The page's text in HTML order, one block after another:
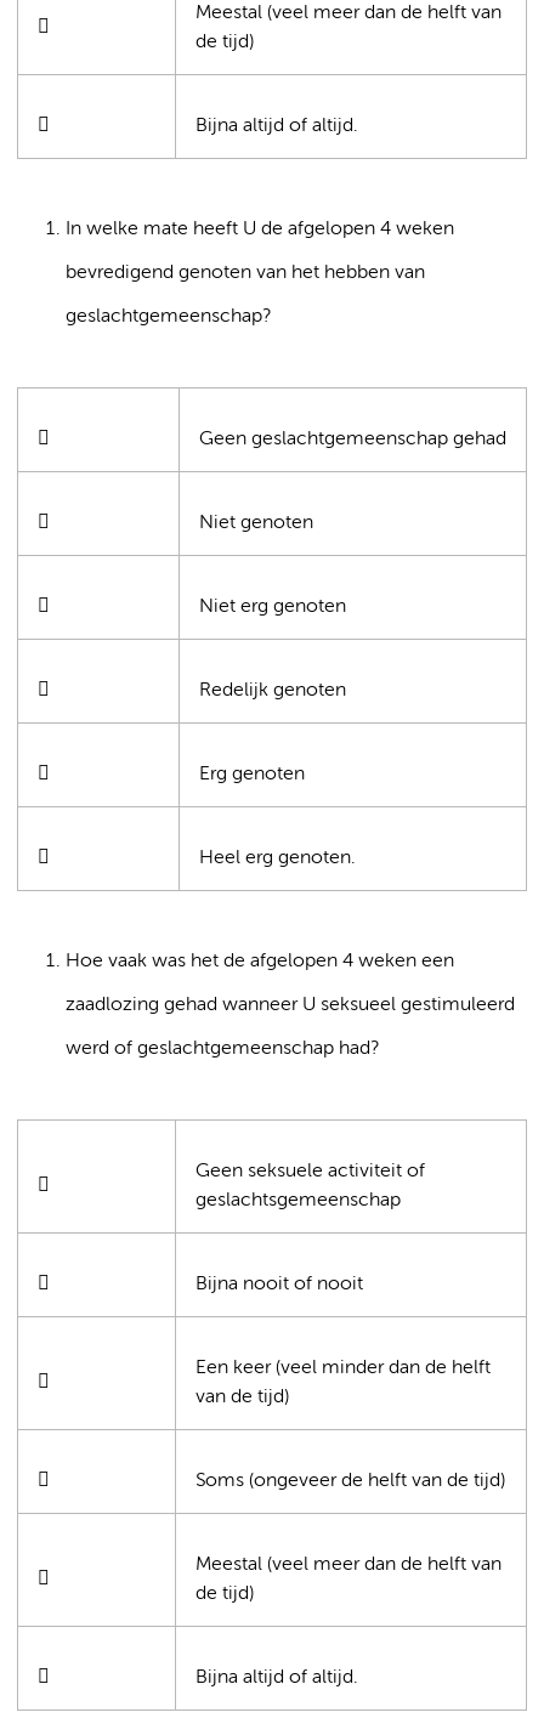

Meestal (veel meer dan de helft van
de tijd)
 Bijna altijd of altijd.
In welke mate heeft U de afgelopen 4 weken
bevredigend genoten van het hebben van
geslachtgemeenschap?
 Geen geslachtgemeenschap gehad
 Niet genoten
 Niet erg genoten
 Redelijk genoten
 Erg genoten
 Heel erg genoten.
Hoe vaak was het de afgelopen 4 weken een
zaadlozing gehad wanneer U seksueel gestimuleerd
werd of geslachtgemeenschap had?

Geen seksuele activiteit of
geslachtsgemeenschap
 Bijna nooit of nooit

Een keer (veel minder dan de helft
van de tijd)
 Soms (ongeveer de helft van de tijd)

Meestal (veel meer dan de helft van
de tijd)
 Bijna altijd of altijd.